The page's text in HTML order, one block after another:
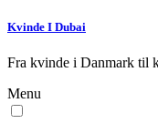
Kvinde I Dubai
Fra kvinde i Danmark til
Menu